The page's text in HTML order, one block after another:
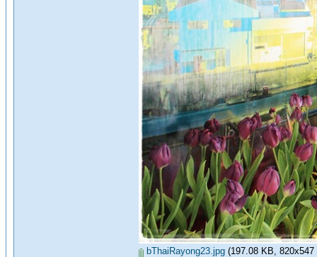
bThaiRayong23.jpg (197.08 KB,